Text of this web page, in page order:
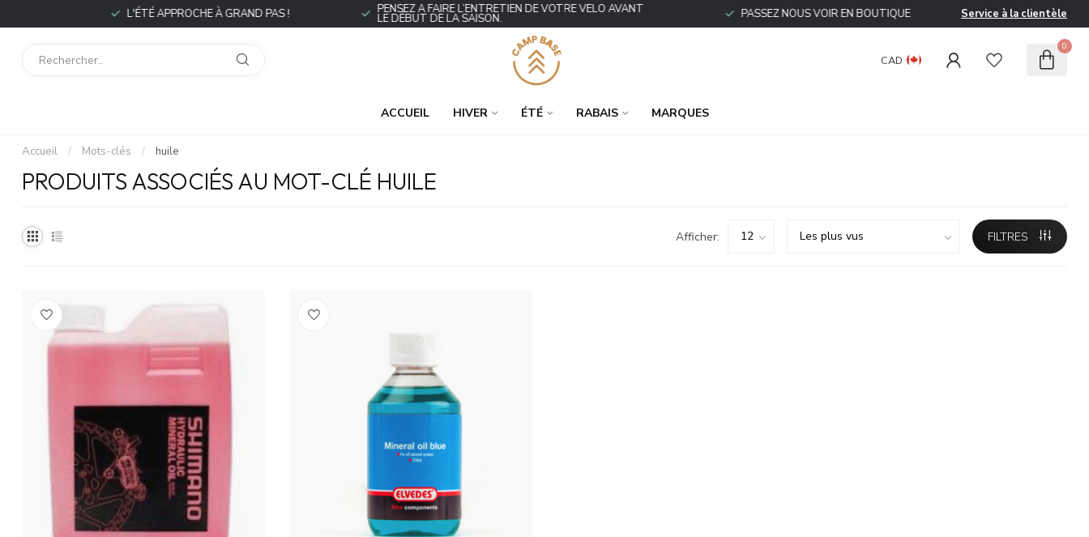
L'ÉTÉ APPROCHE À GRAND PAS ! PENSEZ À FAIRE L’ENTRETIEN DE VOTRE VÉLO AVANT
LE DÉBUT DE LA SAISON. PASSEZ NOUS VOIR EN BOUTIQUE Service à la clientèle
CAD
0
ACCUEIL HIVER ÉTÉ RABAIS MARQUES
Accueil / Mots-clés / huile
PRODUITS ASSOCIÉS AU MOT-CLÉ HUILE
Afficher: FILTRES